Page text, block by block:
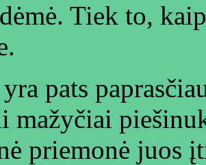
Tiek to,
pats
mažyčiai
priemonė juos